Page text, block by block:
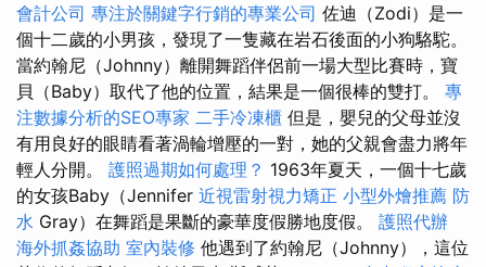
會計公司 專注於關鍵字行銷的專業公司 佐迪（Zodi）是一
個十二歲的小男孩，發現了一隻藏在岩石後面的小狗駱駝。
當約翰尼（Johnny）離開舞蹈伴侶前一場大型比賽時，寶
貝（Baby）取代了他的位置，結果是一個很棒的雙打。 專
注數據分析的SEO專家 二手冷凍櫃 但是，嬰兒的父母並沒
有用良好的眼睛看著渦輪增壓的一對，她的父親會盡力將年
輕人分開。 護照過期如何處理？ 1963年夏天，一個十七歲
的女孩Baby（Jennifer 近視雷射視力矯正 小型外燴推薦 防
水 Gray）在舞蹈是果斷的豪華度假勝地度假。 護照代辦
海外抓姦協助 室內裝修 他遇到了約翰尼（Johnny），這位